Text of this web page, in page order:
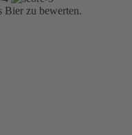
Bier zu bewerten.